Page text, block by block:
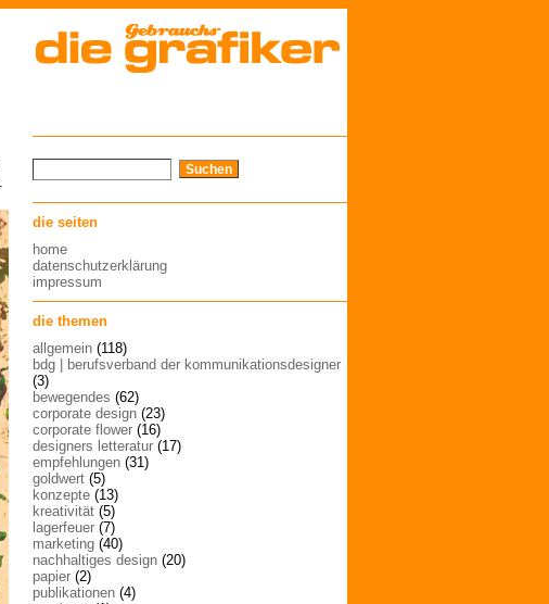
die seiten
home
datenschutzerklärung
impressum
die themen
allgemein (118)
bdg | berufsverband der kommunikationsdesigner
(3)
bewegendes (62)
corporate design (23)
corporate flower (16)
designers letteratur (17)
empfehlungen (31)
goldwert (5)
konzepte (13)
kreativität (5)
lagerfeuer (7)
marketing (40)
nachhaltiges design (20)
papier (2)
publikationen (4)